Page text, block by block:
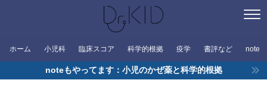
ホーム 小児科 臨床スコア 科学的根拠 疫学 書評など note
noteもやってます：小児のかぜ薬と科学的根拠